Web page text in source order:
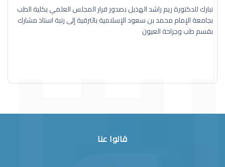
نبارك للدكتورة ريم راشد الهذيل بصدور قرار المجلس العلمي بكلية الطب
بجامعة الإمام محمد بن سعود الإسلامية بالترقية إلى رتبة استاذ مشارك
بقسم طب وجراحة العيون
قالوا عنا